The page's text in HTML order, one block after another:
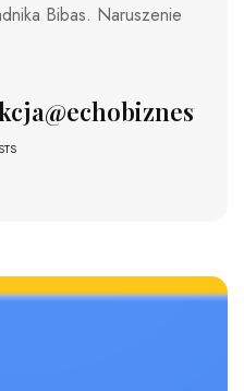
Bibas. Naruszenie